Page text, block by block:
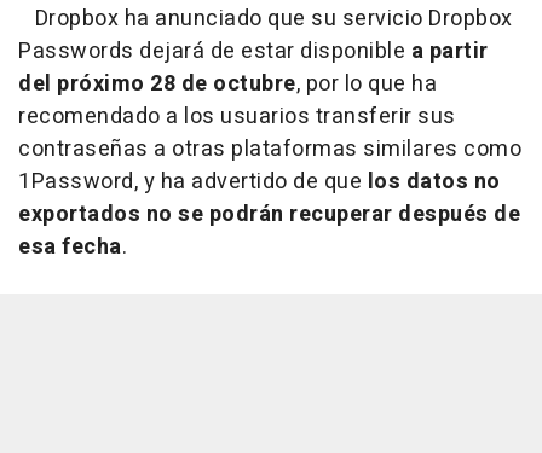
Dropbox ha anunciado que su servicio Dropbox
Passwords dejará de estar disponible a partir
del próximo 28 de octubre, por lo que ha
recomendado a los usuarios transferir sus
contraseñas a otras plataformas similares como
1Password, y ha advertido de que los datos no
exportados no se podrán recuperar después de
esa fecha.